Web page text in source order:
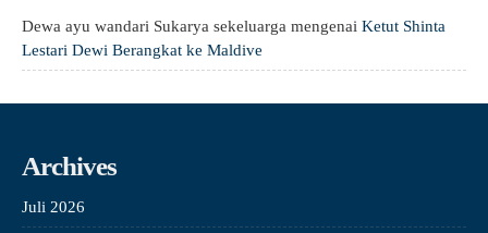
Dewa ayu wandari Sukarya sekeluarga mengenai Ketut Shinta
Lestari Dewi Berangkat ke Maldive
Archives
Juli 2026